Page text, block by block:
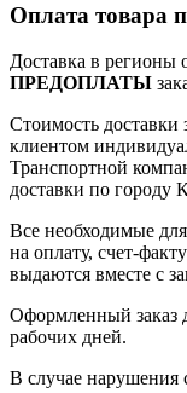
Оплата товара
Доставка в регионы
ПРЕДОПЛАТЫ
Стоимость доставки
клиентом
Транспортной
доставки по городу
Все необходимые
на оплату, счет-
выдаются вместе с
Оформленный заказ
рабочих дней.
В случае нарушения